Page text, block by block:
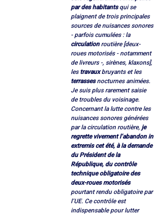
par des habitants qui se
plaignent de trois principales
sources de nuisances sonores
- parfois cumulées : la
circulation routière [deux-
roues motorisés - notamment
de livreurs -, sirènes, klaxons],
les travaux bruyants et les
terrasses nocturnes animées.
Je suis plus rarement saisie
de troubles du voisinage.
Concernant la lutte contre les
nuisances sonores générées
par la circulation routière, je
regrette vivement l’abandon in
extremis cet été, à la demande
du Président de la
République, du contrôle
technique obligatoire des
deux-roues motorisés
pourtant rendu obligatoire par
l’UE. Ce contrôle est
indispensable pour lutter